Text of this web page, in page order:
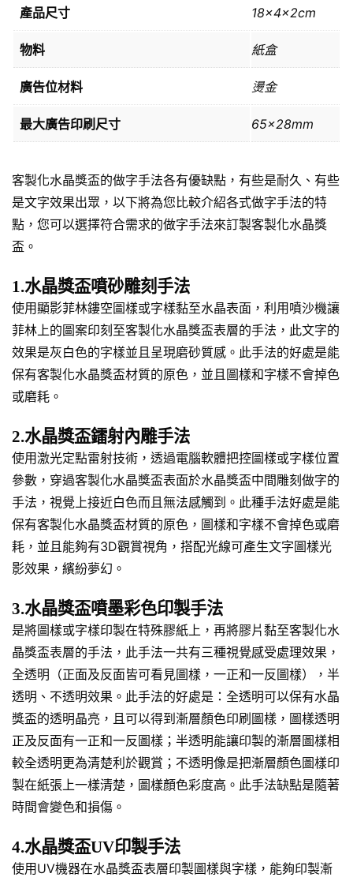
產品尺寸 18x4x2cm
物料 紙盒
廣告位材料 燙金
最大廣告印刷尺寸 65x28mm
客製化水晶獎盃的做字手法各有優缺點，有些是耐久、有些
是文字效果出眾，以下將為您比較介紹各式做字手法的特
點，您可以選擇符合需求的做字手法來訂製客製化水晶獎
盃。
1.水晶獎盃噴砂雕刻手法
使用顯影菲林鏤空圖樣或字樣黏至水晶表面，利用噴沙機讓
菲林上的圖案印刻至客製化水晶獎盃表層的手法，此文字的
效果是灰白色的字樣並且呈現磨砂質感。此手法的好處是能
保有客製化水晶獎盃材質的原色，並且圖樣和字樣不會掉色
或磨耗。
2.水晶獎盃鐳射內雕手法
使用激光定點雷射技術，透過電腦軟體把控圖樣或字樣位置
參數，穿過客製化水晶獎盃表面於水晶獎盃中間雕刻做字的
手法，視覺上接近白色而且無法感觸到。此種手法好處是能
保有客製化水晶獎盃材質的原色，圖樣和字樣不會掉色或磨
耗，並且能夠有3D觀賞視角，搭配光線可產生文字圖樣光
影效果，繽紛夢幻。
3.水晶獎盃噴墨彩色印製手法
是將圖樣或字樣印製在特殊膠紙上，再將膠片黏至客製化水
晶獎盃表層的手法，此手法一共有三種視覺感受處理效果，
全透明（正面及反面皆可看見圖樣，一正和一反圖樣），半
透明、不透明效果。此手法的好處是：全透明可以保有水晶
獎盃的透明晶亮，且可以得到漸層顏色印刷圖樣，圖樣透明
正及反面有一正和一反圖樣；半透明能讓印製的漸層圖樣相
較全透明更為清楚利於觀賞；不透明像是把漸層顏色圖樣印
製在紙張上一樣清楚，圖樣顏色彩度高。此手法缺點是隨著
時間會變色和損傷。
4.水晶獎盃UV印製手法
使用UV機器在水晶獎盃表層印製圖樣與字樣，能夠印製漸